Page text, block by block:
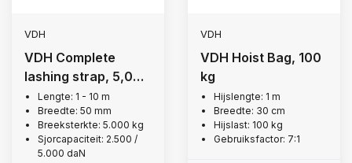
VDH
VDH Complete
lashing strap, 5,000
kgLengte: 1 - 10 m
Breedte: 50 mm
Breeksterkte: 5.000 kg
Sjorcapaciteit: 2.500 /
5.000 daN
VDH
VDH Hoist Bag, 100
kg
Hijslengte: 1 m
Breedte: 30 cm
Hijslast: 100 kg
Gebruiksfactor: 7:1